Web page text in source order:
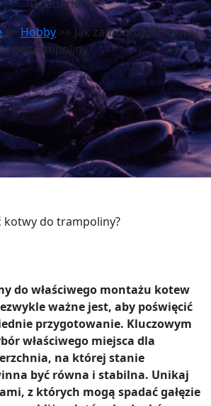
0 comments
>>Hobby >> Jak zamontować kotwy
do trampoliny?
do właściwego montażu kotew
ważne jest, aby poświęcić
przygotowanie. Kluczowym
właściwego miejsca dla
na której stanie
być równa i stabilna. Unikaj
z których mogą spadać gałęzie